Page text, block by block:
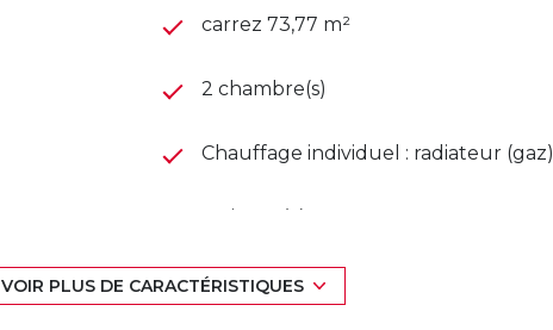
carrez 73,77 m²
2 chambre(s)
Chauffage individuel : radiateur (gaz)
2 niveau(x)
2 étage(s)
VOIR PLUS DE CARACTÉRISTIQUES